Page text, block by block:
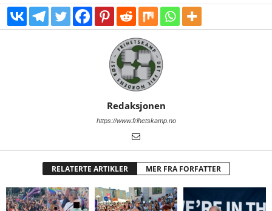
Redaksjonen
https://www.frihetskamp.no
RELATERTE ARTIKLER MER FRA FORFATTER